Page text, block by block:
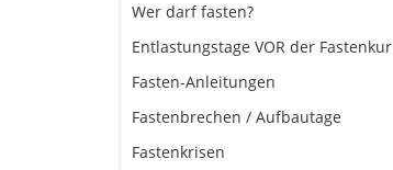
Wer darf fasten?
Entlastungstage VOR der Fastenkur
Fasten-Anleitungen
Fastenbrechen / Aufbautage
Fastenkrisen